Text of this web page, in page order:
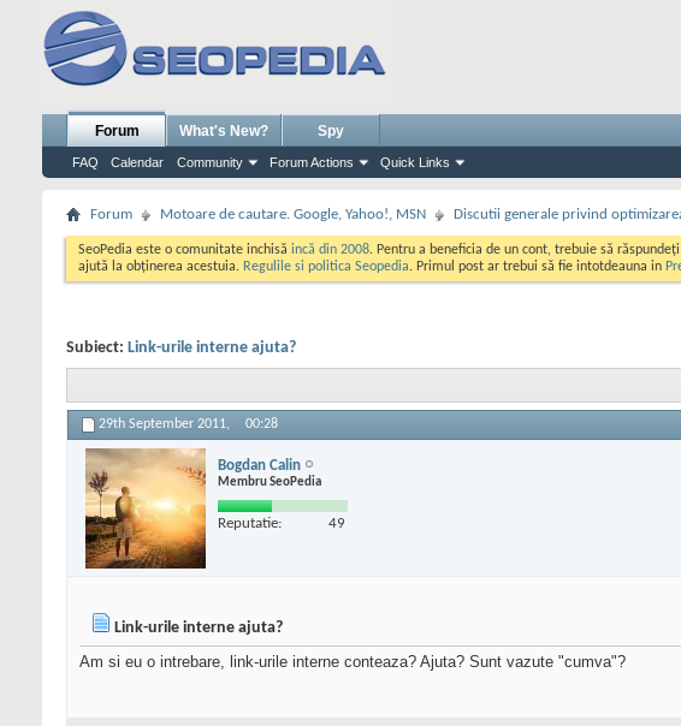
Forum
FAQ Calendar Community Forum Actions Quick Links
What's New? Spy
Forum Motoare de cautare. Google, Yahoo!, MSN Discutii generale privind
SeoPedia este o comunitate inchisă incă din 2008. Pentru a beneficia de un cont, trebuie să
ajută la obținerea acestuia. Regulile si politica Seopedia. Primul post ar trebui să fie intotdeauna in
Subiect: Link-urile interne ajuta?
29th September 2011, 00:28
Bogdan Calin
Membru SeoPedia
Reputatie: 49
Link-urile interne ajuta?
Am si eu o intrebare, link-urile interne conteaza? Ajuta? Sunt vazute "cumva"?